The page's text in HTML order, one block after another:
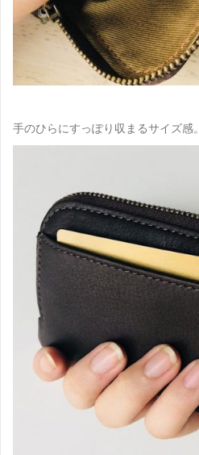
手のひらにすっぽり収まるサイズ感。